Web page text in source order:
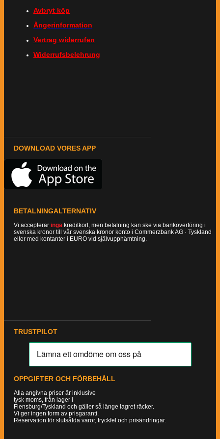
Avbryt köp
Ångerinformation
Vertrag widerrufen
Widerrufsbelehrung
DOWNLOAD VORES APP
BETALNINGALTERNATIV
Vi accepterar inga kreditkort, men betalning kan ske via banköverföring i
svenska kronor till vår svenska kronor konto i Commerzbank AG · Tyskland
eller med kontanter i EURO vid självupphämtning.
TRUSTPILOT
OPPGIFTER OCH FÖRBEHÅLL
Alla angivna priser är inklusive
tysk moms, från lager i
Flensburg/Tyskland och gäller så länge lagret räcker.
Vi ger ingen form av prisgaranti.
Reservation för slutsålda varor, tryckfel och prisändringar.